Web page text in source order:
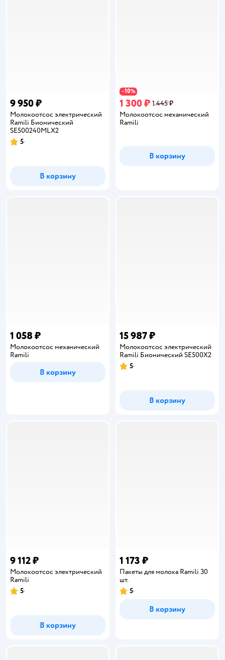
9 950 ₽
Молокоотсос электрический
Ramili Бионический
SE500240MLX2
Рейтинг:
5
В корзину
−10%
1 300 ₽ 1 445 ₽
Молокоотсос механический
Ramili
В корзину
1 058 ₽
Молокоотсос механический
Ramili
В корзину
15 987 ₽
Молокоотсос электрический
Ramili Бионический SE500X2
Рейтинг:
5
В корзину
9 112 ₽
Молокоотсос электрический
Ramili
Рейтинг:
5
В корзину
1 173 ₽
Пакеты для молока Ramili 30
шт.
Рейтинг:
5
В корзину